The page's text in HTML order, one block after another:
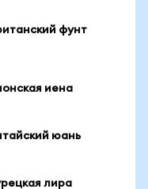
фунт
иена
юань
лира